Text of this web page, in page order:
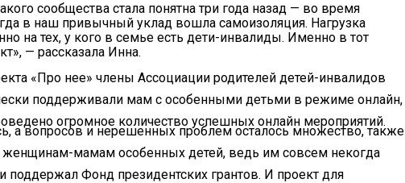
сообщества стала понятна три года назад — во время
в наш привычный уклад вошла самоизоляция. Нагрузка
на тех, у кого в семье есть дети-инвалиды. Именно в тот
— рассказала Инна.
«Про нее» члены Ассоциации родителей детей-инвалидов
поддерживали мам с особенными детьми в режиме онлайн,
огромное количество успешных онлайн мероприятий.
а вопросов и нерешенных проблем осталось множество, также
мамам особенных детей, ведь им совсем некогда
поддержал Фонд президентских грантов. И проект для